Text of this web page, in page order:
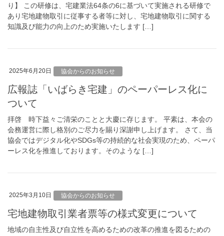
り】 この研修は、宅建業法64条の6に基づいて実施される研修で
あり宅地建物取引に従事する者等に対し、宅地建物取引に関する
知識及び能力の向上のため実施いたします […]
2025年6月20日 協会からのお知らせ
広報誌「いばらき宅建」のペーパーレス化に
ついて
拝啓 時下益々ご清栄のことと大慶に存じます。 平素は、本会の
会務運営に際し格別のご尽力を賜り深謝申し上げます。 さて、当
協会ではデジタル化やSDGs等の持続的な社会実現のため、ペーパ
ーレス化を推進しております。そのような […]
2025年3月10日 協会からのお知らせ
宅地建物取引業者票等の様式変更について
地域の自主性及び自立性を高めるための改革の推進を図るための